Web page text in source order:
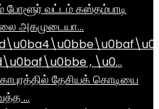
வட்டம் கஸ்தம்பாடி
அகமுடையா…
, \u0…
தேசியக் கொடியை
…